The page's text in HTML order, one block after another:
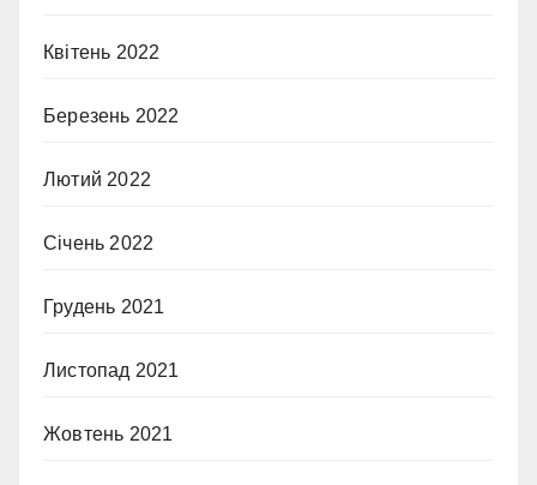
Квітень 2022
Березень 2022
Лютий 2022
Січень 2022
Грудень 2021
Листопад 2021
Жовтень 2021